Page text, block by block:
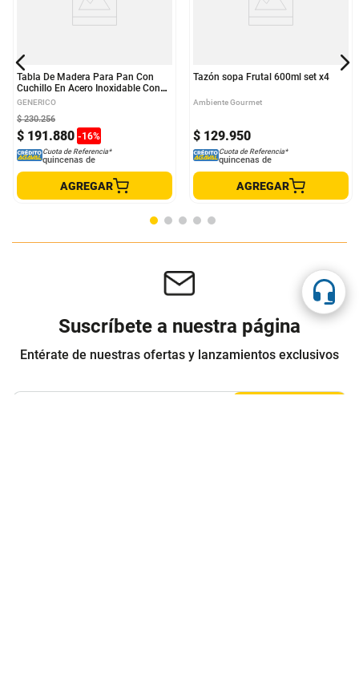
Tabla De Madera Para Pan Con
Cuchillo En Acero Inoxidable Con
Mango En Acacia
GENERICO
$ 191.880 -16%
$ 230.256
Cuota de Referencia*
quincenas de
AGREGAR
Tazón sopa Frutal 600ml set x4
Ambiente Gourmet
$ 129.950
Cuota de Referencia*
quincenas de
AGREGAR
Suscríbete a nuestra página
Entérate de nuestras ofertas y lanzamientos exclusivos